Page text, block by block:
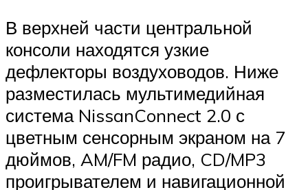
В верхней части центральной
консоли находятся узкие
дефлекторы воздуховодов. Ниже
разместилась мультимедийная
система NissanConnect 2.0 с
цветным сенсорным экраном на 7
дюймов, AM/FM радио, CD/MP3
проигрывателем и навигационной